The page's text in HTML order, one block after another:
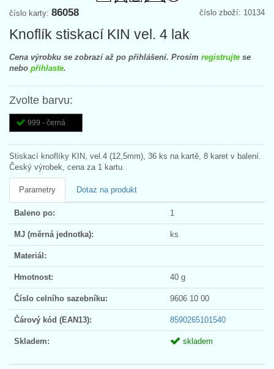
číslo zboží: 10134
číslo karty: 86058
Knoflík stiskací KIN vel. 4 lak
Cena výrobku se zobrazí až po přihlášení. Prosím registrujte se
nebo přihlaste.
Zvolte barvu:
999 - černá
Stiskací knoflíky KIN, vel.4 (12,5mm), 36 ks na kartě, 8 karet v balení.
Český výrobek, cena za 1 kartu.
Parametry Dotaz na produkt
Baleno po: 1
MJ (měrná jednotka): ks
Materiál:
Hmotnost: 40 g
Číslo celního sazebníku: 9606 10 00
Čárový kód (EAN13): 8590265101540
Skladem: skladem